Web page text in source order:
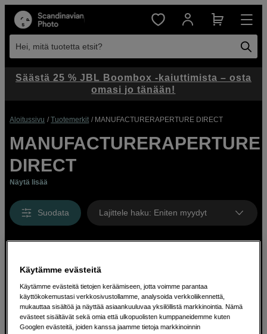
Hei, mitä tuotetta etsit?
Aloitussivu Tuotemerkit MANUFACTURERAPERTURE DIRECT
MANUFACTURERAPERTURE
DIRECT
Näytä lisää
Suodata Lajittele haku: Eniten myydyt
Näyttää 0 tuotetta
Säästä 25 % JBL Boombox -kaiuttimista – osta
omasi jo tänään!
Käytämme evästeitä
Käytämme evästeitä tietojen keräämiseen, jotta voimme parantaa
käyttökokemustasi verkkosivustollamme, analysoida verkkoliikennettä,
mukauttaa sisältöä ja näyttää asiaankuuluvaa yksilöllistä markkinointia. Nämä
evästeet sisältävät sekä omia että ulkopuolisten kumppaneidemme kuten
Googlen evästeitä, joiden kanssa jaamme tietoja markkinoinnin